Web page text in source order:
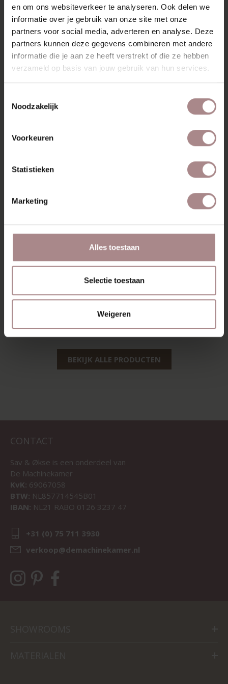
en om ons websiteverkeer te analyseren. Ook delen we
informatie over je gebruik van onze site met onze
partners voor social media, adverteren en analyse. Deze
partners kunnen deze gegevens combineren met andere
informatie die je aan ze heeft verstrekt of die ze hebben
verzameld op basis van jouw gebruik van hun services.
Noodzakelijk
Voorkeuren
Statistieken
Marketing
Alles toestaan
Selectie toestaan
Weigeren
KENMERKEN
SAV & ØKSE BANKEN COLLECTIE
GARANTIE
VARIANTEN & ALGEMENE INFORMATIE
MISSCHIEN VIND JE DIT
BEKIJK ALLE PRODUCTEN
CONTACT
Sav & Økse is een onderdeel van
De Machinekamer
KvK: 69067058
BTW: NL857714545B01
IBAN: NL21 RABO 0126 3237 47
+31 (0) 75 711 3930
verkoop@demachinekamer.nl